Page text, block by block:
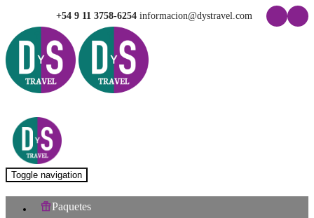
+54 9 11 3758-6254 informacion@dystravel.com
Toggle navigation
Paquetes